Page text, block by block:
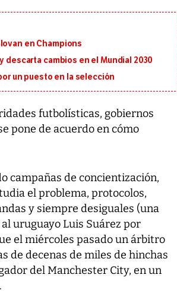
en Champions
descarta cambios en el Mundial 2030
un puesto en la selección
futbolísticas, gobiernos
pone de acuerdo en cómo
campañas de concientización,
el problema, protocolos,
y siempre desiguales (una
uruguayo Luis Suárez por
el miércoles pasado un árbitro
de decenas de miles de hinchas
del Manchester City, en un
al sur de Japón, provocando una